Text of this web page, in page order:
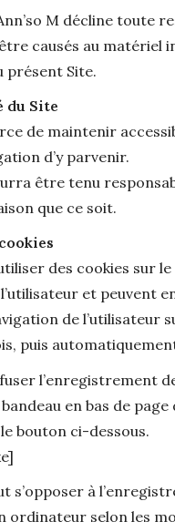
M décline toute
causés au matériel
présent Site.
Site
de maintenir
d’y parvenir.
être tenu
que ce soit.
des cookies sur
et peuvent
de l’utilisateur
puis
l’enregistrement
en bas de
bouton ci-dessous.
s’opposer à
ordinateur selon les